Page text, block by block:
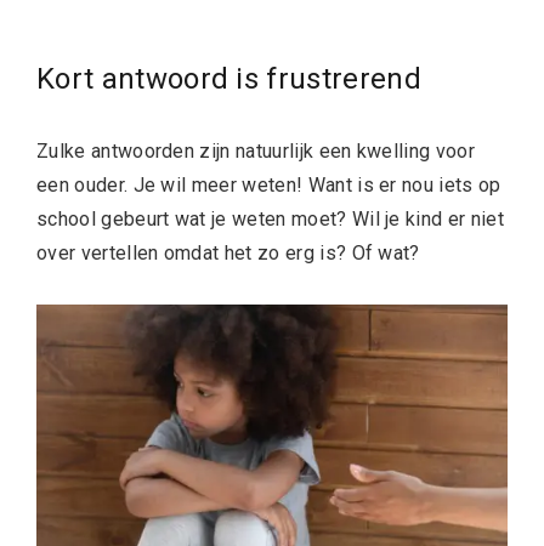
Kort antwoord is frustrerend
Zulke antwoorden zijn natuurlijk een kwelling voor
een ouder. Je wil meer weten! Want is er nou iets op
school gebeurt wat je weten moet? Wil je kind er niet
over vertellen omdat het zo erg is? Of wat?